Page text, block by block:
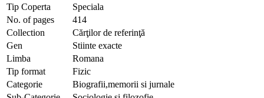
Tip Coperta
Speciala
No. of pages
414
Collection
Cărţilor de referinţă
Gen
Stiinte exacte
Limba
Romana
Tip format
Fizic
Categorie
Biografii,memorii si jurnale